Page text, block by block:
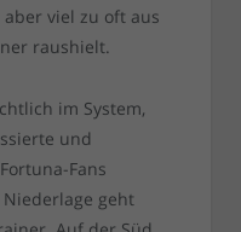
viel zu oft aus
raushielt.
im System,
und
Fans
geht